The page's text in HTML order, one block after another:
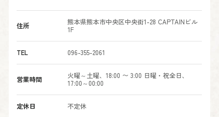
住所
熊本県熊本市中央区中央街1-28 CAPTAINビル
1F
TEL 096-355-2061
営業時間
火曜～土曜、18:00 〜 3:00 日曜・祝全日、
17:00～00:00
定休日 不定休